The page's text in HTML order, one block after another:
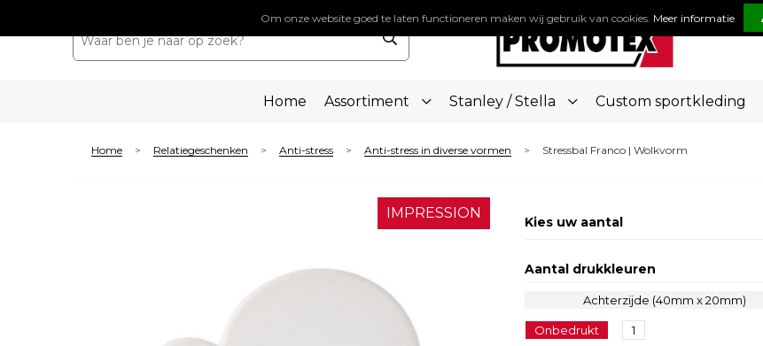
Home Assortiment Stanley / Stella Custom sportkleding
Home > Relatiegeschenken > Anti-stress > Anti-stress in diverse vormen > Stressbal Franco | Wolkvorm
IMPRESSION
Kies uw aantal
Aantal drukkleuren
Achterzijde (40mm x 20mm)
Onbedrukt 1
Om onze website goed te laten functioneren maken wij gebruik van cookies. Meer informatie.